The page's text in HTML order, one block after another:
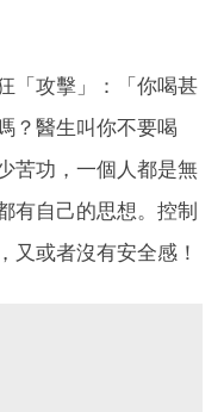
「攻擊」：「你喝甚
？醫生叫你不要喝
苦功，一個人都是無
有自己的思想。控制
又或者沒有安全感！